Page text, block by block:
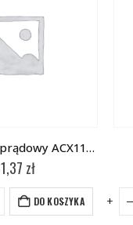
Przekładnik prądowy ACX1150
zł
DO KOSZYKA
- +